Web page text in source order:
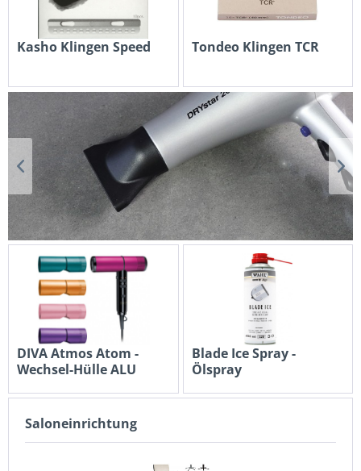
Saloneinrichtung
Tondeo Klingen TCR
ab € 10,79 * € 11,99 *
DIVA Atmos Atom -
Wechsel-Hülle ALU
Blade Ice Spray -
Ölspray
Kasho Klingen Speed